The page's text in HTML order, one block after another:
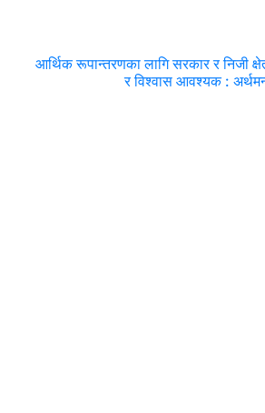
आर्थिक रूपान्तरणका लागि सरकार र निजी
र विश्वास आवश्यक :